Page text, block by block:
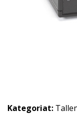
Kategoriat: